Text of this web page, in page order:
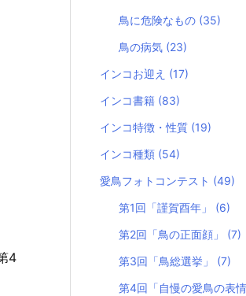
4
鳥に危険なもの (35)
鳥の病気 (23)
インコお迎え (17)
インコ書籍 (83)
インコ特徴・性質 (19)
インコ種類 (54)
愛鳥フォトコンテスト (49)
第1回「謹賀酉年」 (6)
第2回「鳥の正面顔」 (7)
第3回「鳥総選挙」 (7)
第4回「自慢の愛鳥の表情